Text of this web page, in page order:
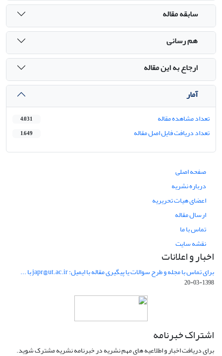
سابقه مقاله
هم رسانی
ارجاع به این مقاله
آمار
تعداد مشاهده مقاله 4,031
تعداد دریافت فایل اصل مقاله 1,649
صفحه اصلی
درباره نشریه
اعضای هیات تحریریه
ارسال مقاله
تماس با ما
نقشه سایت
اخبار و اعلانات
برای تماس با مجله و طرح سوالات یا پیگیری مقاله با ایمیل: japr@ut.ac.ir با ...
1398-03-20
اشتراک خبرنامه
برای دریافت اخبار و اطلاعیه های مهم نشریه در خبرنامه نشریه مشترک شوید.